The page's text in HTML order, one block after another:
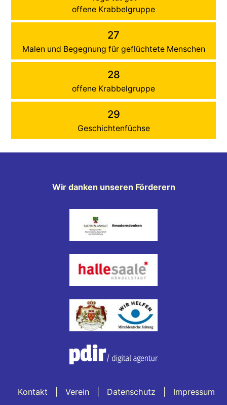
offene Krabbelgruppe
27
Malen und Begegnung für geflüchtete Menschen
28
offene Krabbelgruppe
29
Geschichtenfüchse
Wir danken unseren Förderern
Kontakt Verein Datenschutz Impressum